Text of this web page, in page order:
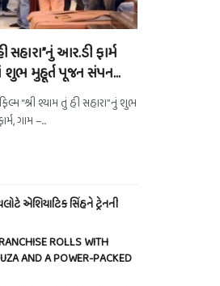
સહારા”નું આર.ડી ફાર્મ
શુભ મુહૂર્ત પૂજન સંપન…
“શ્રી શ્યામ તું હી સહારા”નું શુભ
ગામ –...
એશિયાટિક સિંહને ટ્રેનની
ROLLS WITH
AND A POWER-PACKED